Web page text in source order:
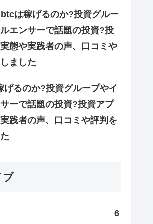
は稼げるのか?投資グルー
エンサーで話題の投資?投
態や実践者の声、口コミや
ました
げるのか?投資グループやイ
ーで話題の投資?投資アプ
践者の声、口コミや評判を
ブ
6